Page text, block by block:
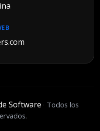
Software · Todos los